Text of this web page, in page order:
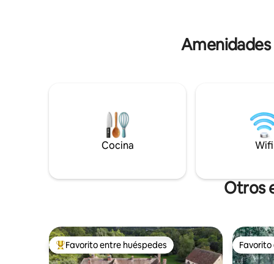
Chartres, a 45 minutos de Rambouillet.
Cocina Wifi
Otros
De los mejores en Favorito entre huéspedes
Favorito entre huéspedes